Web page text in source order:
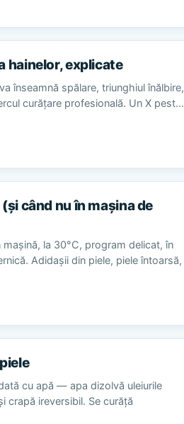
hainelor, explicate
înseamnă spălare, triunghiul înălbire,
curățare profesională. Un X pest…
când nu în mașina de
la 30°C, program delicat, în
Adidașii din piele, piele întoarsă,
cu apă — apa dizolvă uleiurile
crapă ireversibil. Se curăță